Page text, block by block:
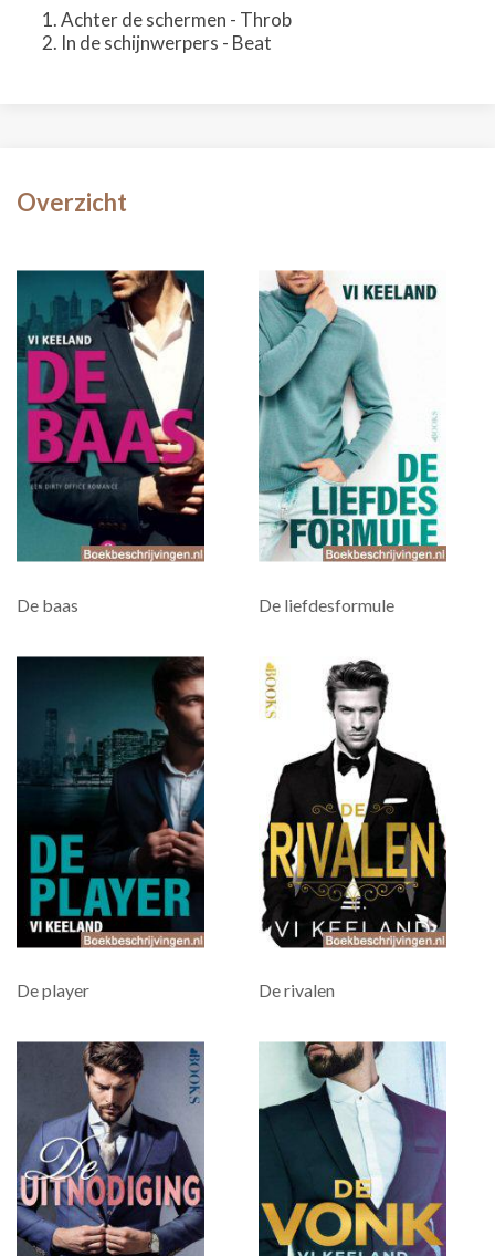
Achter de schermen - Throb
In de schijnwerpers - Beat
Overzicht
De baas De liefdesformule
De player De rivalen